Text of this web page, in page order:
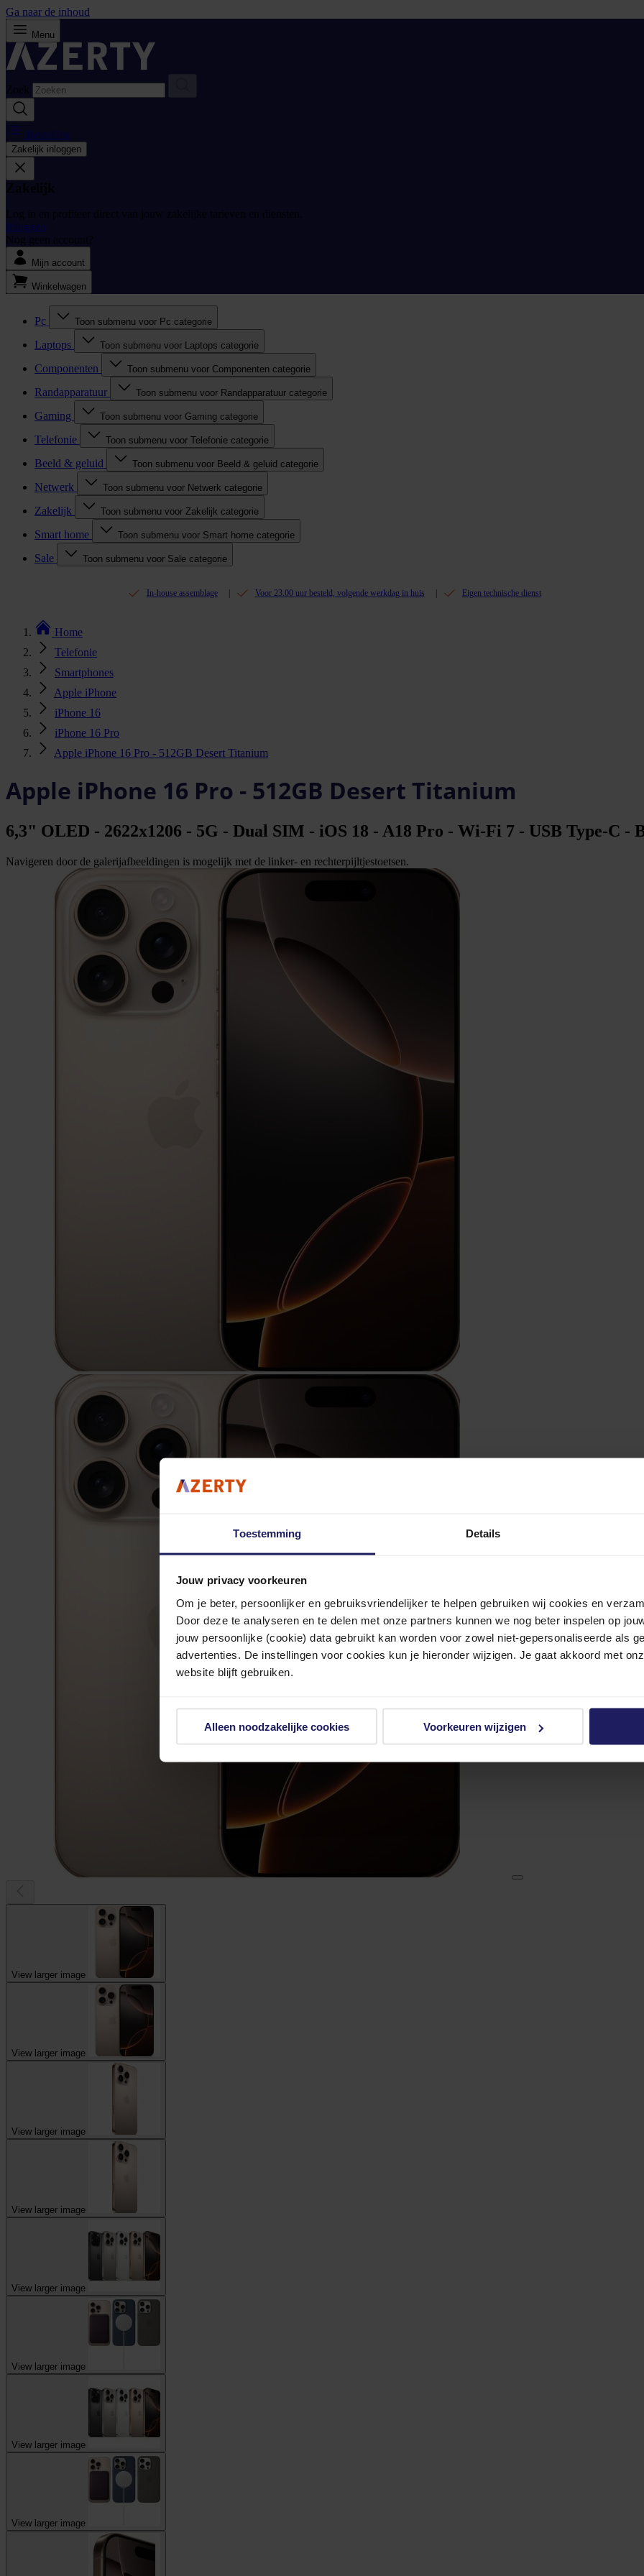
Toestemming Details
Jouw privacy voorkeuren
Om je beter, persoonlijker en gebruiksvriendelijker te helpen gebruiken wij cookies en
Door deze te analyseren en te delen met onze partners kunnen we nog beter inspelen op
jouw persoonlijke (cookie) data gebruikt kan worden voor zowel niet-gepersonaliseerde als
advertenties. De instellingen voor cookies kun je hieronder wijzigen. Je gaat akkoord met
website blijft gebruiken.
Alleen noodzakelijke cookies Voorkeuren wijzigen
Ga naar de inhoud
Menu
Zoek
Bestellijst
Zakelijk inloggen
Zakelijk
Log in en profiteer direct van jouw zakelijke tarieven en diensten.
Inloggen
Nog geen account?
Mijn account
Winkelwagen
Pc Toon submenu voor Pc categorie
Laptops Toon submenu voor Laptops categorie
Componenten Toon submenu voor Componenten categorie
Randapparatuur Toon submenu voor Randapparatuur categorie
Gaming Toon submenu voor Gaming categorie
Telefonie Toon submenu voor Telefonie categorie
Beeld & geluid Toon submenu voor Beeld & geluid categorie
Netwerk Toon submenu voor Netwerk categorie
Zakelijk Toon submenu voor Zakelijk categorie
Smart home Toon submenu voor Smart home categorie
Sale Toon submenu voor Sale categorie
In-house assemblage Voor 23.00 uur besteld, volgende werkdag in huis Eigen technische dienst
Home
Telefonie
Smartphones
Apple iPhone
iPhone 16
iPhone 16 Pro
Apple iPhone 16 Pro - 512GB Desert Titanium
Apple iPhone 16 Pro - 512GB Desert Titanium
6,3" OLED - 2622x1206 - 5G - Dual SIM - iOS 18 - A18 Pro - Wi-Fi 7 - USB Type-C -
Navigeren door de galerijafbeeldingen is mogelijk met de linker- en rechterpijltjestoetsen.
View larger image
View larger image
View larger image
View larger image
View larger image
View larger image
View larger image
View larger image